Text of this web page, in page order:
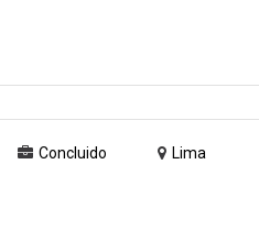
Concluido Lima